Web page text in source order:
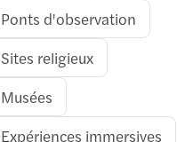
Ponts d'observation
Sites religieux
Musées
Expériences immersives